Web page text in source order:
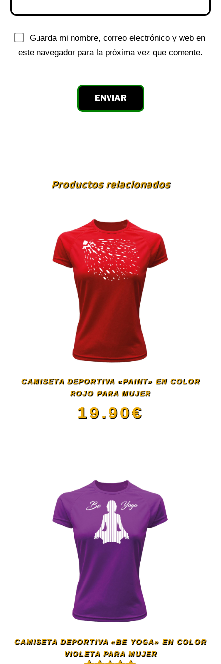
Guarda mi nombre, correo electrónico y web en
este navegador para la próxima vez que comente.
Productos relacionados
CAMISETA DEPORTIVA «PAINT» EN COLOR
ROJO PARA MUJER
19.90€
tiene
múltiples
variantes.
opciones
se
CAMISETA DEPORTIVA «BE YOGA» EN COLOR
VIOLETA PARA MUJER